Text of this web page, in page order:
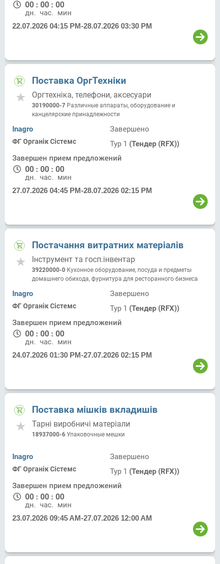
00 : 00 : 00
дн. час. мин.
22.07.2026 04:15 PM-28.07.2026 03:30 PM
Поставка ОргТехніки
Оргтехніка, телефони, аксесуари
30190000-7 Различные аппараты, оборудование и
канцелярские принадлежности
Inagro
ФГ Органік Сістемс
Завершено
Тур 1 (Тендер (RFX))
Завершен прием предложений
00 : 00 : 00
дн. час. мин.
27.07.2026 04:45 PM-28.07.2026 02:15 PM
Постачання витратних матеріалів
Інструмент та госп.інвентар
39220000-0 Кухонное оборудование, посуда и предметы
домашнего обихода, фурнитура для ресторанного бизнеса
Inagro
ФГ Органік Сістемс
Завершено
Тур 1 (Тендер (RFX))
Завершен прием предложений
00 : 00 : 00
дн. час. мин.
24.07.2026 01:30 PM-27.07.2026 02:15 PM
Поставка мішків вкладишів
Тарні виробничі матеріали
18937000-6 Упаковочные мешки
Inagro
ФГ Органік Сістемс
Завершено
Тур 1 (Тендер (RFX))
Завершен прием предложений
00 : 00 : 00
дн. час. мин.
23.07.2026 09:45 AM-27.07.2026 12:00 AM